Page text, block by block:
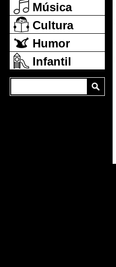
Música
Cultura
Humor
Infantil